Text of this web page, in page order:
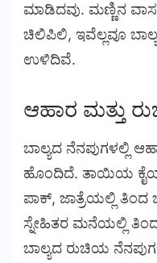
ಮಾಡಿದವು. ಮಣ್ಣಿನ
ಚಿಲಿಪಿಲಿ, ಇವೆಲ್ಲವೂ
ಉಳಿದಿವೆ.
ಆಹಾರ ಮತ್ತು
ಬಾಲ್ಯದ ನೆನಪುಗಳಲ್ಲಿ
ಹೊಂದಿದೆ. ತಾಯಿಯ
ಪಾಕ್, ಜಾತ್ರೆಯಲ್ಲಿ
ಸ್ನೇಹಿತರ ಮನೆಯಲ್ಲಿ
ಬಾಲ್ಯದ ರುಚಿಯ